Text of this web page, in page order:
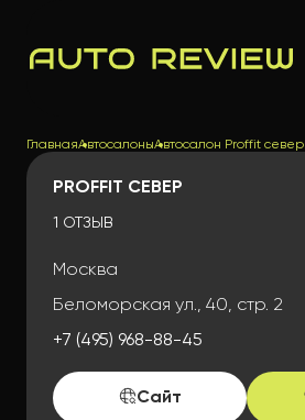
ГлавнаяАвтосалоныАвтосалон Proffit север
PROFFIT СЕВЕР
1 ОТЗЫВ
Москва
Беломорская ул., 40, стр. 2
+7 (495) 968-88-45
Сайт